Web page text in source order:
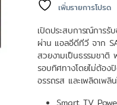
เพิ่มรายการโปรด
เปิดประสบการณ์การรั
ผ่าน แอลอีดีทีวี จาก
สวยงามเป็นธรรมชาติ
รอบทิศทางโดยไม่ต้อง
อรรถรส และเพลิดเพ